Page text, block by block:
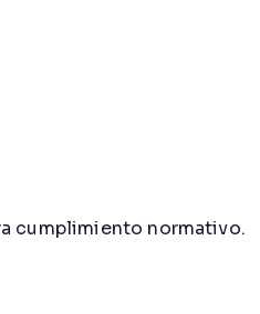
cumplimiento normativo.